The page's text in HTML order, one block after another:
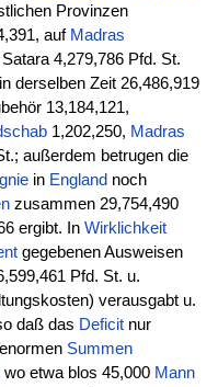
Provinzen
auf Madras
4,279,786 Pfd. St.
derselben Zeit 26,486,919
13,184,121,
1,202,250, Madras
außerdem betrugen die
in England noch
zusammen 29,754,490
ergibt. In Wirklichkeit
gegebenen Ausweisen
Pfd. St. u.
verausgabt u.
daß das Deficitnur
Summen
wo etwa blos 45,000 Mann